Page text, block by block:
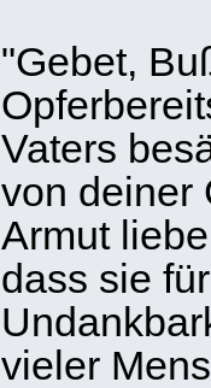
"Gebet,
Vaters
von deiner
Armut
dass sie
vieler